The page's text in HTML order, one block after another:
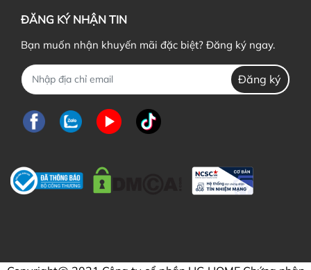
ĐĂNG KÝ NHẬN TIN
Bạn muốn nhận khuyến mãi đặc biệt? Đăng ký ngay.
Đăng ký